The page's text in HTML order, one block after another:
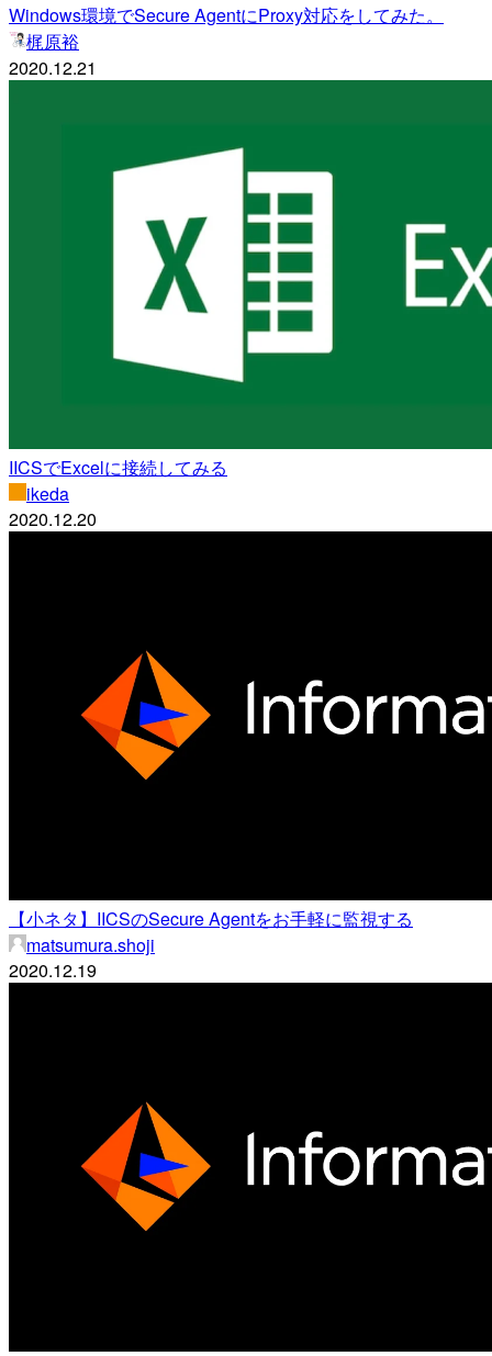
Windows環境でSecure AgentにProxy対応をしてみた。
梶原裕
2020.12.21
IICSでExcelに接続してみる
ikeda
2020.12.20
【小ネタ】IICSのSecure Agentをお手軽に監視する
matsumura.shoji
2020.12.19